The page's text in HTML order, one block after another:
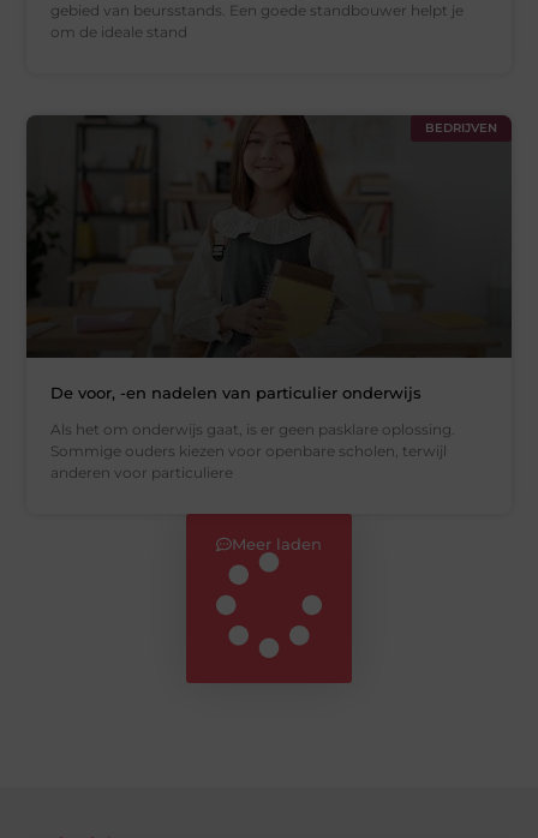
gebied van beursstands. Een goede standbouwer helpt je
om de ideale stand
BEDRIJVEN
De voor, -en nadelen van particulier onderwijs
Als het om onderwijs gaat, is er geen pasklare oplossing.
Sommige ouders kiezen voor openbare scholen, terwijl
anderen voor particuliere
Meer laden